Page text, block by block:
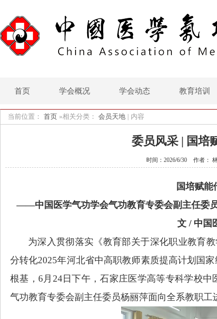
首页 学会概况 学会动态 教育培训
当前位置： 首页 »相关分类： 会员天地 内容
委员风采 | 国培
时间：2026/6/30 作者：
国培赋能
——中国医学气功学会气功教育专委会副主任委
文 / 中国
为深入贯彻落实《教育部关于深化职业教育
分转化2025年河北省中高职教师素质提高计划国
根基，6月24日下午，石家庄医学高等专科学校
气功教育专委会副主任委员杨丽萍面向全系教职工